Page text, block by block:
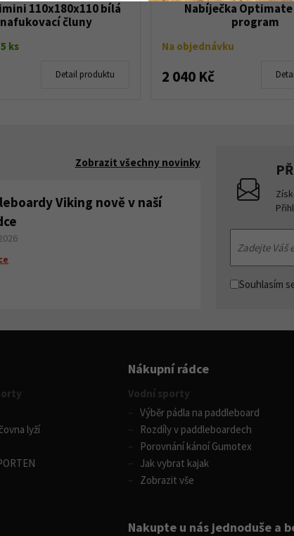
110x180x110 bílá
čluny
ks
Detail produktu
Nabíječka Optimate
program
Na objednávku
2 040 Kč
Zobrazit všechny novinky
Viking nově v naší
Souhlasím
lyží
Nákupní rádce
Vodní sporty
Výběr pádla na paddleboard
Rozdíly v paddleboardech
Porovnání kánoí Gumotex
Jak vybrat kajak
Zobrazit vše
Nakupte u nás jednoduše a